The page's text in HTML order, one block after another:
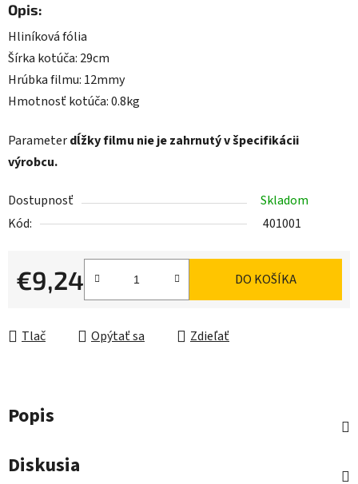
Opis:
Hliníková fólia
Šírka kotúča: 29cm
Hrúbka filmu: 12mmy
Hmotnosť kotúča: 0.8kg
Parameterdĺžky filmu nie je zahrnutý v špecifikácii
výrobcu.
Dostupnosť
Skladom
Kód:
401001
€9,24
Jednotková cena:
DO KOŠÍKA
Tlač Opýtať sa Zdieľať
Popis
Diskusia